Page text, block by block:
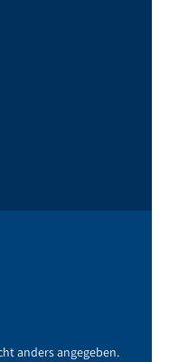
anders angegeben.